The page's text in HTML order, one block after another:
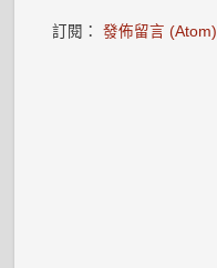
訂閱：發佈留言 (Atom)